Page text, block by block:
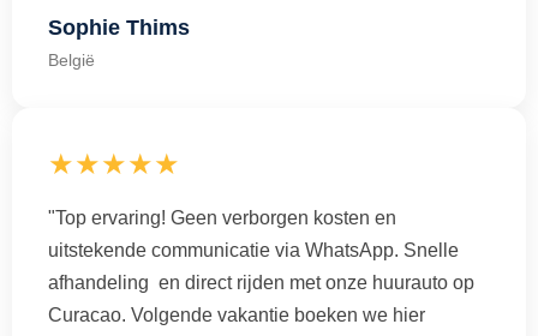
Sophie Thims
België
★★★★★
"Top ervaring! Geen verborgen kosten en
uitstekende communicatie via WhatsApp. Snelle
afhandeling en direct rijden met onze huurauto op
Curacao. Volgende vakantie boeken we hier